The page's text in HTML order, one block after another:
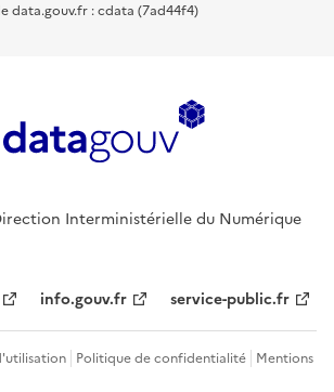
data.gouv.fr : cdata (7ad44f4)
Interministérielle du Numérique
info.gouv.fr service-public.fr
Politique de confidentialité Mentions